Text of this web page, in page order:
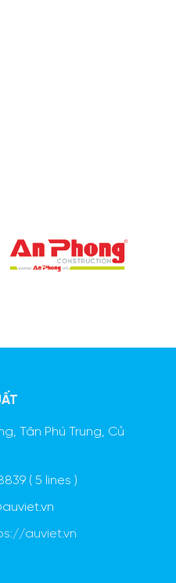
Tân Phú Trung, Củ
( 5 lines )
auviet.vn